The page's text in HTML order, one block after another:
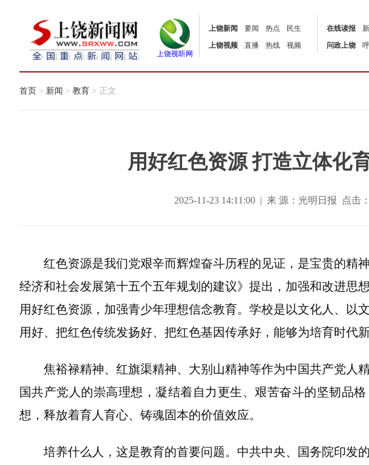
上饶视听网
上饶新闻 要闻 热点
民生
上饶视频
直播 热线 视频
在线读报
问政上饶
首页 > 新闻 > 教育 > 正文
用好红色资源 打造立体化
2025-11-23 14:11:00 | 来 源：光明日报 点击：
红色资源是我们党艰辛而辉煌奋斗历程的见证，是宝贵的精
经济和社会发展第十五个五年规划的建议》提出，加强和改进思
用好红色资源，加强青少年理想信念教育。学校是以文化人、以
用好、把红色传统发扬好、把红色基因传承好，能够为培育时代
焦裕禄精神、红旗渠精神、大别山精神等作为中国共产党人
国共产党人的崇高理想，凝结着自力更生、艰苦奋斗的坚韧品
想，释放着育人育心、铸魂固本的价值效应。
培养什么人，这是教育的首要问题。中共中央、国务院印发